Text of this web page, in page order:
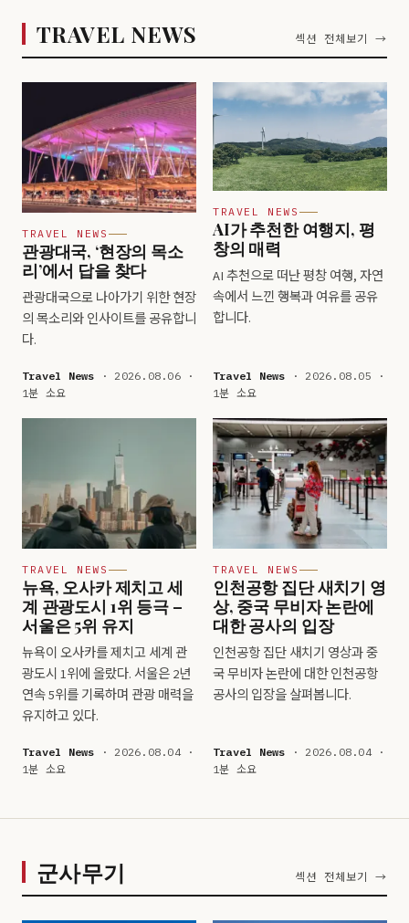
TRAVEL NEWS 섹션 전체보기 →
TRAVEL NEWS
관광대국, ‘현장의 목소
리’에서 답을 찾다
관광대국으로 나아가기 위한 현장
의 목소리와 인사이트를 공유합니
다.
Travel News · 2026.08.06 ·
1분 소요
TRAVEL NEWS
AI가 추천한 여행지, 평
창의 매력
AI 추천으로 떠난 평창 여행, 자연
속에서 느낀 행복과 여유를 공유
합니다.
Travel News · 2026.08.05 ·
1분 소요
TRAVEL NEWS
뉴욕, 오사카 제치고 세
계 관광도시 1위 등극 –
서울은 5위 유지
뉴욕이 오사카를 제치고 세계 관
광도시 1위에 올랐다. 서울은 2년
연속 5위를 기록하며 관광 매력을
유지하고 있다.
Travel News · 2026.08.04 ·
1분 소요
TRAVEL NEWS
인천공항 집단 새치기 영
상, 중국 무비자 논란에
대한 공사의 입장
인천공항 집단 새치기 영상과 중
국 무비자 논란에 대한 인천공항
공사의 입장을 살펴봅니다.
Travel News · 2026.08.04 ·
1분 소요
군사무기 섹션 전체보기 →